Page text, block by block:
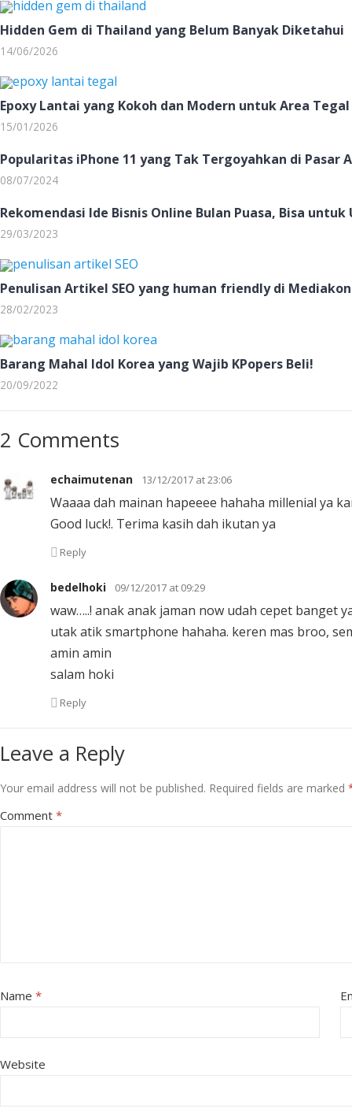
Hidden Gem di Thailand yang Belum Banyak Diketahui
14/06/2026
Epoxy Lantai yang Kokoh dan Modern untuk Area Tegal
15/01/2026
Popularitas iPhone 11 yang Tak Tergoyahkan di Pasar
08/07/2024
Rekomendasi Ide Bisnis Online Bulan Puasa, Bisa untuk
29/03/2023
Penulisan Artikel SEO yang human friendly di
28/02/2023
Barang Mahal Idol Korea yang Wajib KPopers Beli!
20/09/2022
2 Comments
echaimutenan 13/12/2017 at 23:06
Waaaa dah mainan hapeeee hahaha millenial ya
Good luck!. Terima kasih dah ikutan ya
Reply
bedelhoki 09/12/2017 at 09:29
waw…..! anak anak jaman now udah cepet banget
utak atik smartphone hahaha. keren mas broo,
amin amin
salam hoki
Reply
Leave a Reply
Your email address will not be published. Required fields are marked
Comment *
Name *
Website